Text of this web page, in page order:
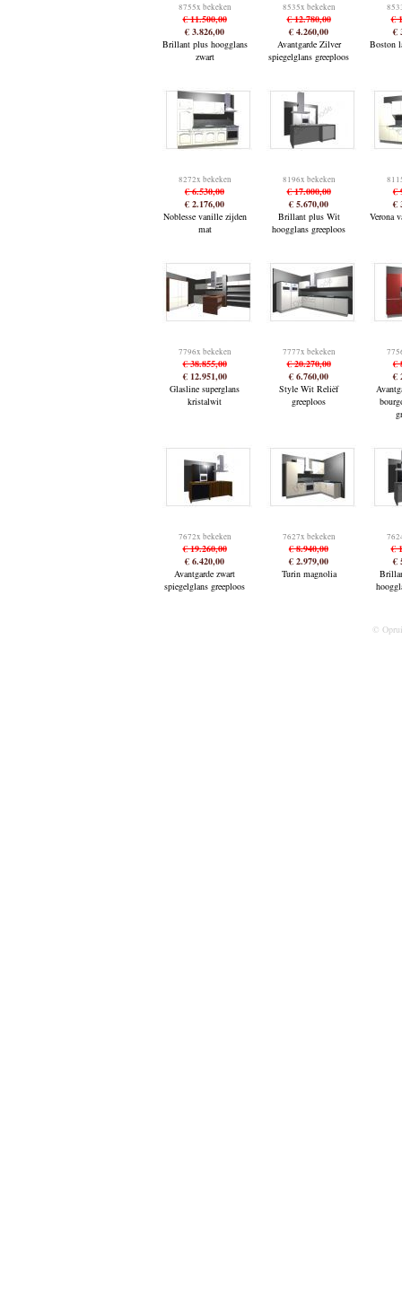
8755x bekeken
€ 11.500,00
€ 3.826,00
Brillant plus hoogglans
zwart
8535x bekeken
€ 12.780,00
€ 4.260,00
Avantgarde Zilver
spiegelglans greeploos
€
€
Boston
8272x bekeken
€ 6.530,00
€ 2.176,00
Noblesse vanille zijden
mat
8196x bekeken
€ 17.000,00
€ 5.670,00
Brillant plus Wit
hoogglans greeploos
€
€
Verona
7796x bekeken
€ 38.855,00
€ 12.951,00
Glasline superglans
kristalwit
7777x bekeken
€ 20.270,00
€ 6.760,00
Style Wit Reliëf
greeploos
€
€
7672x bekeken
€ 19.260,00
€ 6.420,00
Avantgarde zwart
spiegelglans greeploos
7627x bekeken
€ 8.940,00
€ 2.979,00
Turin magnolia
€
€
©